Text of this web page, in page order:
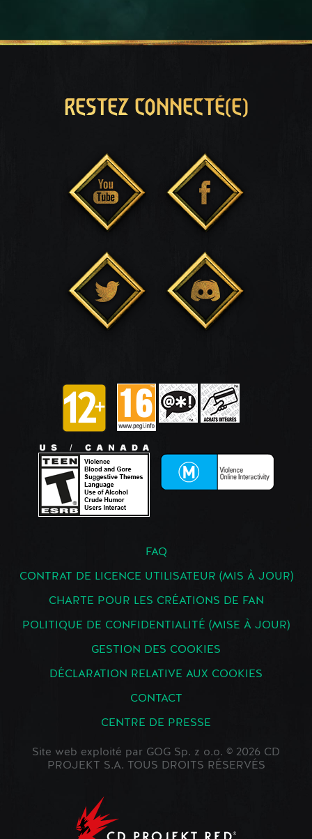
RESTEZ CONNECTÉ(E)
FAQ
CONTRAT DE LICENCE UTILISATEUR (MIS À JOUR)
CHARTE POUR LES CRÉATIONS DE FAN
POLITIQUE DE CONFIDENTIALITÉ (MISE À JOUR)
GESTION DES COOKIES
DÉCLARATION RELATIVE AUX COOKIES
CONTACT
CENTRE DE PRESSE
Site web exploité par GOG Sp. z o.o. © 2026 CD
PROJEKT S.A. TOUS DROITS RÉSERVÉS